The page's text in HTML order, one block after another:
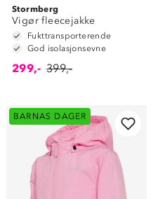
Stormberg
Vigør fleecejakke
Fukttransporterende
God isolasjonsevne
299,- 399,-
BARNAS DAGER